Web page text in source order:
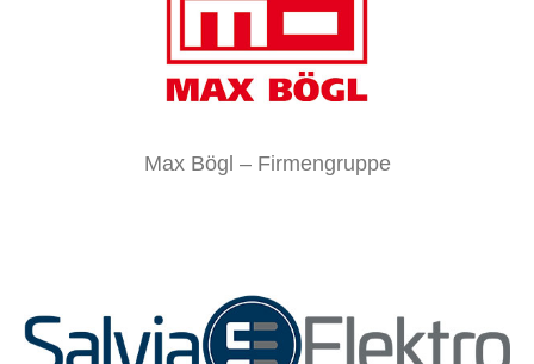
Max Bögl – Firmengruppe